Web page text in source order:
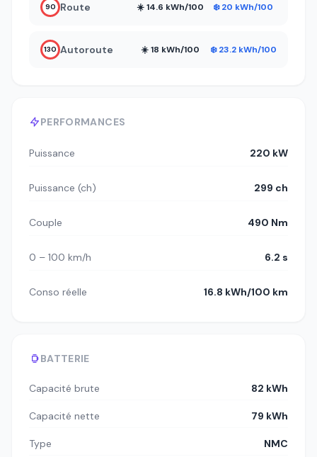
PERFORMANCES
Puissance 220 kW
Puissance (ch) 299 ch
Couple 490 Nm
0 – 100 km/h 6.2 s
Conso réelle 16.8 kWh/100 km
BATTERIE
Capacité brute 82 kWh
Capacité nette 79 kWh
Type NMC
90 Route ☀️ 14.6 kWh/100 ❄️ 20 kWh/100
130 Autoroute ☀️ 18 kWh/100 ❄️ 23.2 kWh/100